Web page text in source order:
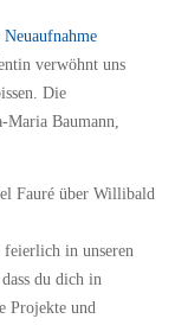
verwöhnt uns
Die
Baumann,
Fauré über Willibald
in unseren
du dich in
Projekte und